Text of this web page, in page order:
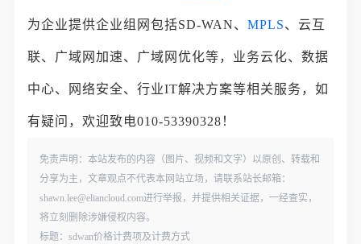
为企业提供企业组网包括SD-WAN、MPLS、云互
联、广域网加速、广域网优化等，业务云化、数据
中心、网络安全、行业IT解决方案等相关服务，如
有疑问，欢迎致电010-53390328！
免责声明：本站发布的内容（图片、视频和文字）以原创、转载和
分享为主，文章观点不代表本网站立场，请联系站长邮箱：
shawn.lee@eliancloud.com进行举报，并提供相关证据，一经查实，
将立刻删除涉嫌侵权内容。
标题：sdwan价格计费项及计费方式